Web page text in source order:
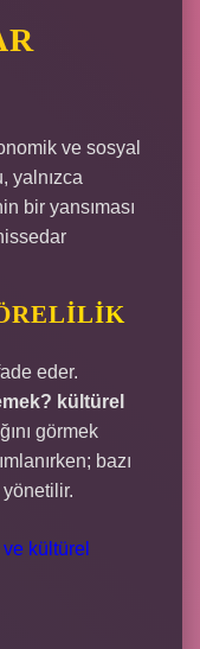
ve sosyal
yalnızca
bir yansıması
eder.
kültürel
görmek
bazı
kültürel